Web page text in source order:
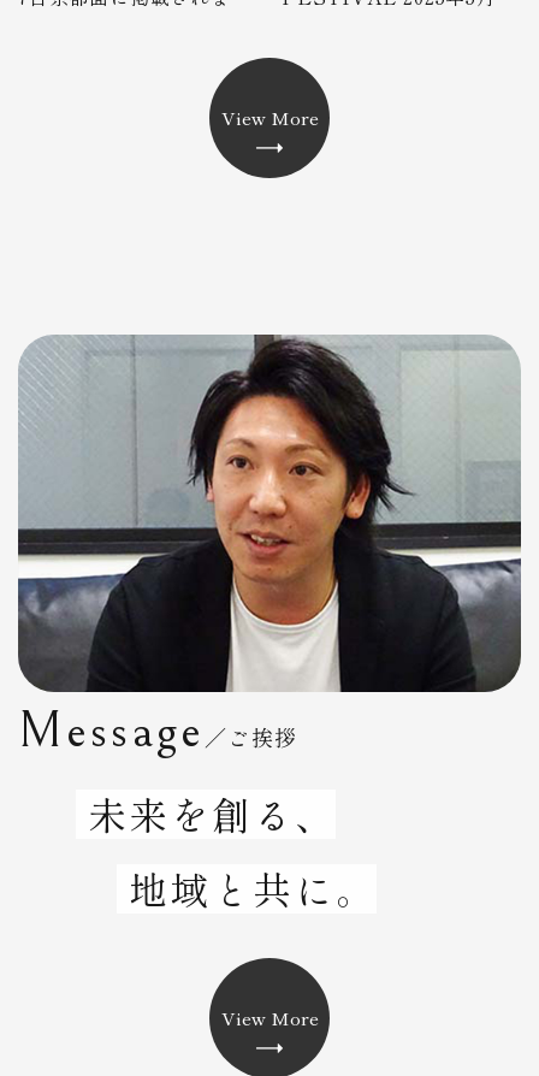
にて開催！
View More
Message ／ご挨拶
未来を創る、
地域と共に。
View More